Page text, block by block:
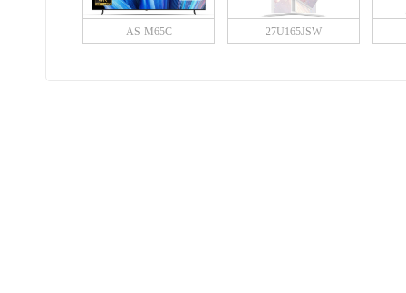
AS-M65C 27U165JSW